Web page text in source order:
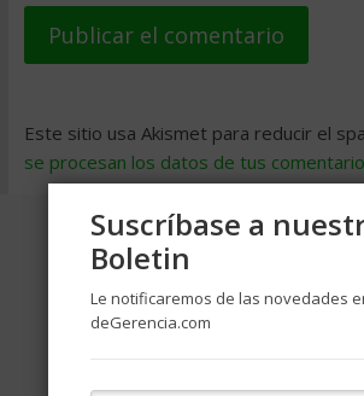
Este sitio usa Akismet para reducir el
se procesan los datos de tus
Suscríbase a
Boletin
Le notificaremos de las novedades
deGerencia.com